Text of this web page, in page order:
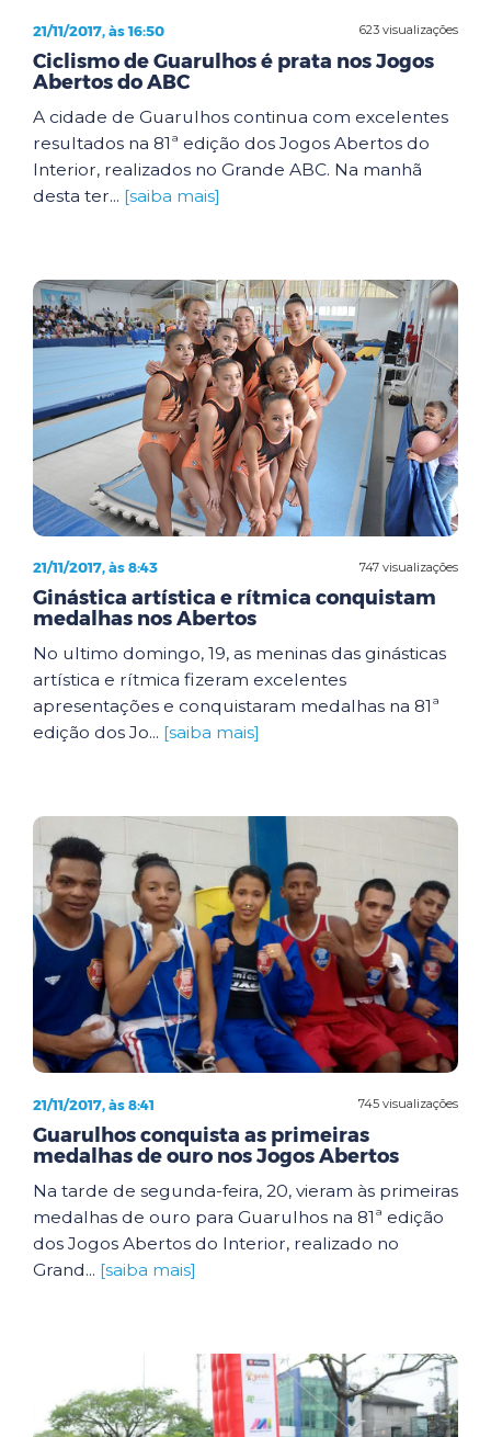
623 visualizações
21/11/2017, às 16:50
Ciclismo de Guarulhos é prata nos Jogos
Abertos do ABC
A cidade de Guarulhos continua com excelentes
resultados na 81ª edição dos Jogos Abertos do
Interior, realizados no Grande ABC. Na manhã
desta ter... [saiba mais]
747 visualizações
21/11/2017, às 8:43
Ginástica artística e rítmica conquistam
medalhas nos Abertos
No ultimo domingo, 19, as meninas das ginásticas
artística e rítmica fizeram excelentes
apresentações e conquistaram medalhas na 81ª
edição dos Jo... [saiba mais]
745 visualizações
21/11/2017, às 8:41
Guarulhos conquista as primeiras
medalhas de ouro nos Jogos Abertos
Na tarde de segunda-feira, 20, vieram às primeiras
medalhas de ouro para Guarulhos na 81ª edição
dos Jogos Abertos do Interior, realizado no
Grand... [saiba mais]